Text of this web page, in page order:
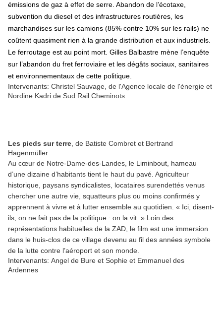
émissions de gaz à effet de serre. Abandon de l’écotaxe,
subvention du diesel et des infrastructures routières, les
marchandises sur les camions (85% contre 10% sur les rails) ne
coûtent quasiment rien à la grande distribution et aux industriels.
Le ferroutage est au point mort. Gilles Balbastre mène l’enquête
sur l’abandon du fret ferroviaire et les dégâts sociaux, sanitaires
et environnementaux de cette politique.
Intervenants: Christel Sauvage, de l'Agence locale de l'énergie et
Nordine Kadri de Sud Rail Cheminots
Les pieds sur terre , de Batiste Combret et Bertrand
Hagenmüller
Au cœur de Notre-Dame-des-Landes, le Liminbout, hameau
d’une dizaine d’habitants tient le haut du pavé. Agriculteur
historique, paysans syndicalistes, locataires surendettés venus
chercher une autre vie, squatteurs plus ou moins confirmés y
apprennent à vivre et à lutter ensemble au quotidien. « Ici, disent-
ils, on ne fait pas de la politique : on la vit. » Loin des
représentations habituelles de la ZAD, le film est une immersion
dans le huis-clos de ce village devenu au fil des années symbole
de la lutte contre l’aéroport et son monde.
Intervenants: Angel de Bure et Sophie et Emmanuel des
Ardennes